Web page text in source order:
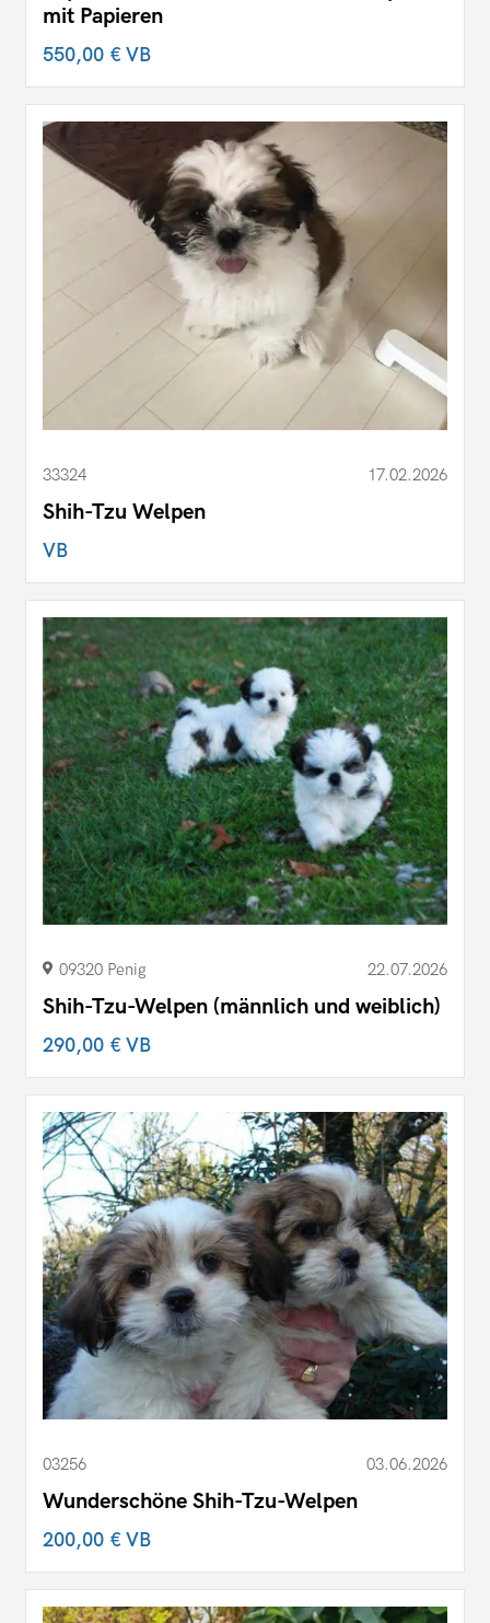
mit Papieren
550,00 €VB
33324 17.02.2026
Shih-Tzu Welpen
VB
09320 Penig 22.07.2026
Shih-Tzu-Welpen (männlich und weiblich)
290,00 €VB
03256 03.06.2026
Wunderschöne Shih-Tzu-Welpen
200,00 €VB